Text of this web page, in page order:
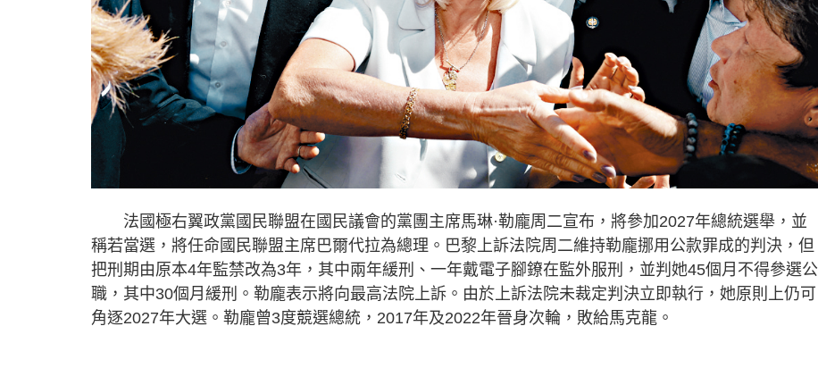
法國極右翼政黨國民聯盟在國民議會的黨團主席馬琳·勒龐周二宣布，將參加2027年總統選舉，並
稱若當選，將任命國民聯盟主席巴爾代拉為總理。巴黎上訴法院周二維持勒龐挪用公款罪成的判決，但
把刑期由原本4年監禁改為3年，其中兩年緩刑、一年戴電子腳鐐在監外服刑，並判她45個月不得參選公
職，其中30個月緩刑。勒龐表示將向最高法院上訴。由於上訴法院未裁定判決立即執行，她原則上仍可
角逐2027年大選。勒龐曾3度競選總統，2017年及2022年晉身次輪，敗給馬克龍。